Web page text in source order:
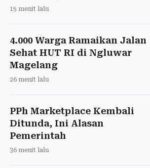
15 menit lalu
4.000 Warga Ramaikan Jalan
Sehat HUT RI di Ngluwar
Magelang
26 menit lalu
PPh Marketplace Kembali
Ditunda, Ini Alasan
Pemerintah
36 menit lalu